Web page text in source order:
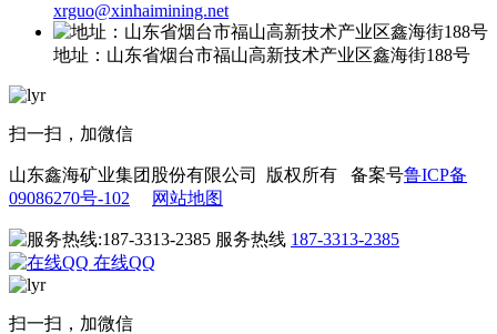
xrguo@xinhaimining.net
地址： 山东省烟台市福山高新技术产业区鑫海街188号
扫一扫，加微信
山东鑫海矿业集团股份有限公司 版权所有 备案号鲁ICP备
09086270号-102
网站地图
服务热线 187-3313-2385
在线QQ
扫一扫，加微信